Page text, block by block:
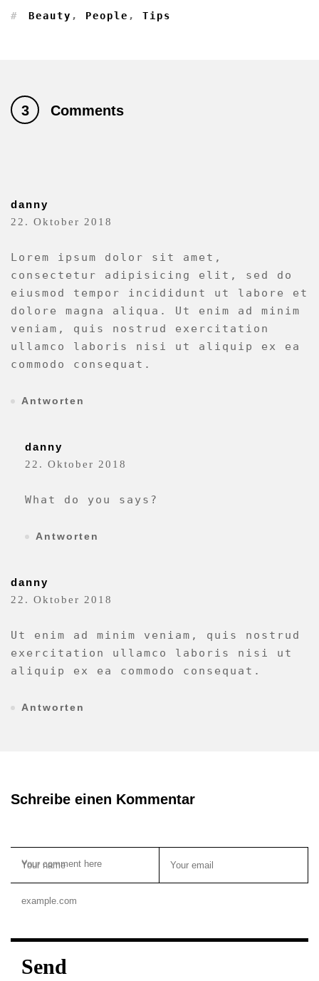
# Beauty , People , Tips
3 Comments
danny
22. Oktober 2018
Lorem ipsum dolor sit amet,
consectetur adipisicing elit, sed do
eiusmod tempor incididunt ut labore et
dolore magna aliqua. Ut enim ad minim
veniam, quis nostrud exercitation
ullamco laboris nisi ut aliquip ex ea
commodo consequat.
Antworten
danny
22. Oktober 2018
What do you says?
Antworten
danny
22. Oktober 2018
Ut enim ad minim veniam, quis nostrud
exercitation ullamco laboris nisi ut
aliquip ex ea commodo consequat.
Antworten
Schreibe einen Kommentar